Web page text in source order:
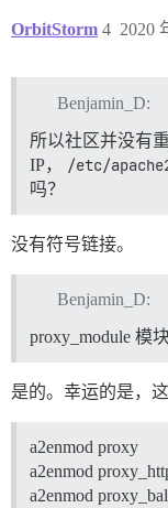
## 如果您添加了
## 此
## 请参阅
## Docker 容器是
volumes:
host: /
guest: /
host: /
guest: /
## 插件请放在此处
hooks:
cd:
        cmd:
- git
OrbitStorm 2020
4
Benjamin_D:
所以社区并没有
IP，
/etc/
吗？
没有符号链接。
Benjamin_D:
proxy_module 模
是的。幸运的是，
a2enmod proxy
a2enmod
a2enmod